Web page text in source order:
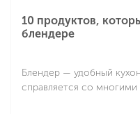
10 продуктов,
блендере
Блендер — удобный
справляется со многими